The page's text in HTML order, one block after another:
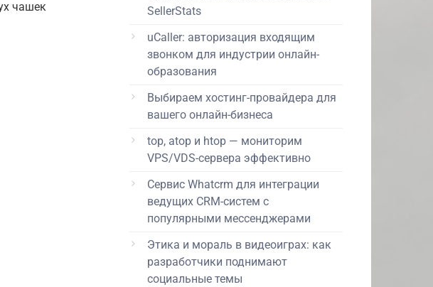
чашек
SellerStats
uCaller: авторизация входящим
звонком для индустрии онлайн-
образования
Выбираем хостинг-провайдера для
вашего онлайн-бизнеса
top, atop и htop — мониторим
VPS/VDS-сервера эффективно
Сервис Whatcrm для интеграции
ведущих CRM-систем с
популярными мессенджерами
Этика и мораль в видеоиграх: как
разработчики поднимают
социальные темы